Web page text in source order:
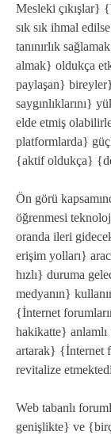
Mesleki çıkışlar}
sık sık ihmal
tanınırlık
almak} oldukça
paylaşan}
saygınlıklarını}
elde etmiş
platformlarda}
{aktif oldukça}
Ön görü
öğrenmesi
oranda ileri
erişim yolları}
hızlı} duruma
medyanın}
{İnternet
hakikatte}
artarak} {İnternet
revitalize
Web tabanlı
genişlikte} ve